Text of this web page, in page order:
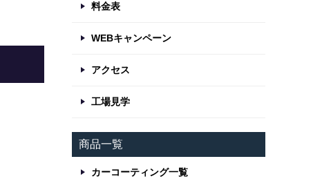
料金表
WEBキャンペーン
アクセス
工場見学
商品一覧
カーコーティング一覧